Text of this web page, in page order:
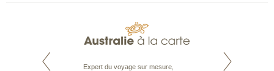
est le spécialiste
Expert du voyage sur mesure,
Parce qu’ils sont